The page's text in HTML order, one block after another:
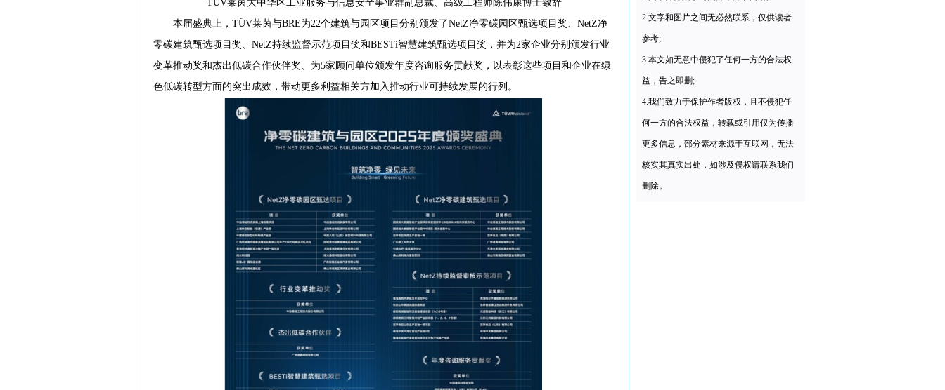
TÜV莱茵大中华区工业服务与信息安全事业群副总裁、高级工程师陈伟康博士致辞
本届盛典上，TÜV莱茵与BRE为22个建筑与园区项目分别颁发了NetZ净零碳园区甄选项目奖、NetZ净
零碳建筑甄选项目奖、NetZ持续监督示范项目奖和BESTi智慧建筑甄选项目奖，并为2家企业分别颁发行业
变革推动奖和杰出低碳合作伙伴奖、为5家顾问单位颁发年度咨询服务贡献奖，以表彰这些项目和企业在绿
色低碳转型方面的突出成效，带动更多利益相关方加入推动行业可持续发展的行列。
2.文字和图片之间无必然联系，仅供读者
参考;
3.本文如无意中侵犯了任何一方的合法权
益，告之即删;
4.我们致力于保护作者版权，且不侵犯任
何一方的合法权益，转载或引用仅为传播
更多信息，部分素材来源于互联网，无法
核实其真实出处，如涉及侵权请联系我们
删除。